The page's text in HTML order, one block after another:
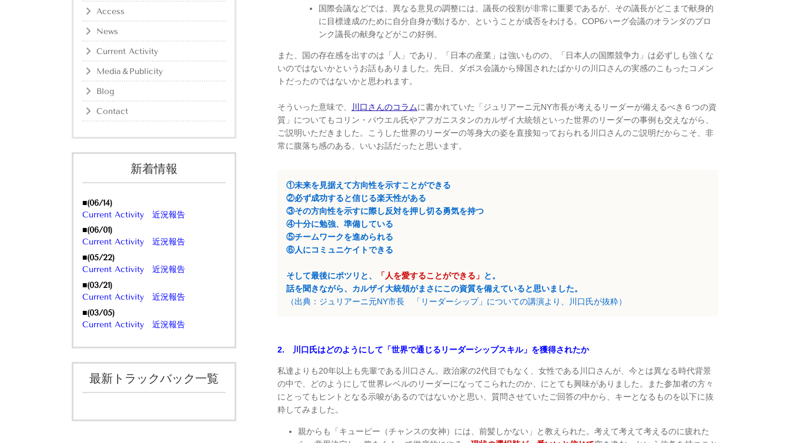
国際会議などでは、異なる意見の調整には、議長の役割が非常に重要であるが、その議長がどこまで献身的
に目標達成のために自分自身が動けるか、ということが成否をわける。COP6ハーグ会議のオランダのプロ
ンク議長の献身などがこの好例。
また、国の存在感を出すのは「人」であり、「日本の産業」は強いものの、「日本人の国際競争力」は必ずしも強くな
いのではないかというお話もありました。先日、ダボス会議から帰国されたばかりの川口さんの実感のこもったコメン
トだったのではないかと思われます。
そういった意味で、 川口さんのコラムに書かれていた「ジュリアーニ元NY市長が考えるリーダーが備えるべき６つの資
質」についてもコリン・パウエル氏やアフガニスタンのカルザイ大統領といった世界のリーダーの事例も交えながら、
ご説明いただきました。こうした世界のリーダーの等身大の姿を直接知っておられる川口さんのご説明だからこそ、非
常に腹落ち感のある、いいお話だったと思います。
①未来を見据えて方向性を示すことができる
②必ず成功すると信じる楽天性がある
③その方向性を示すに際し反対を押し切る勇気を持つ
④十分に勉強、準備している
⑤チームワークを進められる
⑥人にコミュニケイトできる
そして最後にポツリと、 「人を愛することができる」 と。
話を聞きながら、カルザイ大統領がまさにこの資質を備えていると思いました。
（出典：ジュリアーニ元NY市長 「リーダーシップ」についての講演より、川口氏が抜粋）
2. 川口氏はどのようにして「世界で通じるリーダーシップスキル」を獲得されたか
私達よりも20年以上も先輩である川口さん。政治家の2代目でもなく、女性である川口さんが、今とは異なる時代背景
の中で、どのようにして世界レベルのリーダーになってこられたのか、にとても興味がありました。また参加者の方々
にとってもヒントとなる示唆があるのではないかと思い、質問させていたご回答の中から、キーとなるものを以下に抜
粋してみました。
親からも「キューピー（チャンスの女神）には、前髪しかない」と教えられた。考えて考えて考えるのに疲れた
Access
News
Current Activity
Media＆Publicity
Blog
Contact
新着情報
■(06/14)
Current Activity 近況報告
■(06/01)
Current Activity 近況報告
■(05/22)
Current Activity 近況報告
■(03/21)
Current Activity 近況報告
■(03/05)
Current Activity 近況報告
最新トラックバック一覧